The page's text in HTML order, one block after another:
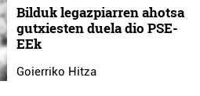
Bilduk legazpiarren ahotsa
gutxiesten duela dio PSE-
EEk
Goierriko Hitza